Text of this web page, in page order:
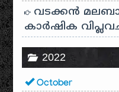
വടക്കൻ
കാർഷിക
2022
October